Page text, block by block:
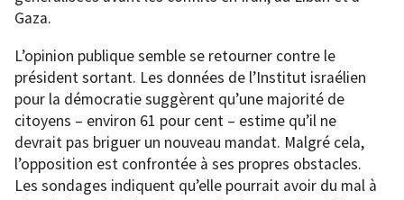
Gaza.
L’opinion publique semble se retourner contre le
président sortant. Les données de l’Institut israélien
pour la démocratie suggèrent qu’une majorité de
citoyens – environ 61 pour cent – estime qu’il ne
devrait pas briguer un nouveau mandat. Malgré cela,
l’opposition est confrontée à ses propres obstacles.
Les sondages indiquent qu’elle pourrait avoir du mal à